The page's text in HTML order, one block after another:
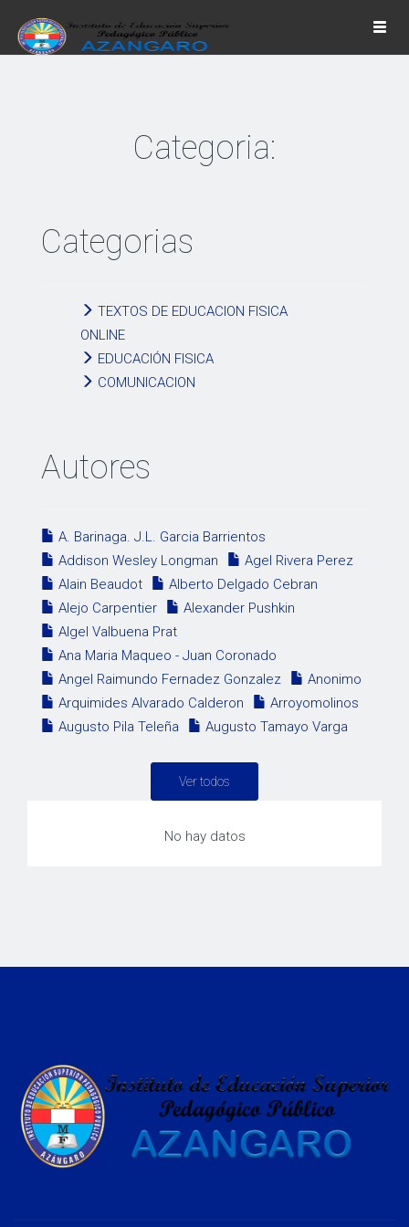
Categoria:
Categorias
TEXTOS DE EDUCACION FISICA
ONLINE
EDUCACIÓN FISICA
COMUNICACION
Autores
A. Barinaga. J.L. Garcia Barrientos
Addison Wesley Longman
Agel Rivera Perez
Alain Beaudot
Alberto Delgado Cebran
Alejo Carpentier
Alexander Pushkin
Algel Valbuena Prat
Ana Maria Maqueo - Juan Coronado
Angel Raimundo Fernadez Gonzalez
Anonimo
Arquimides Alvarado Calderon
Arroyomolinos
Augusto Pila Teleña
Augusto Tamayo Varga
Ver todos
No hay datos